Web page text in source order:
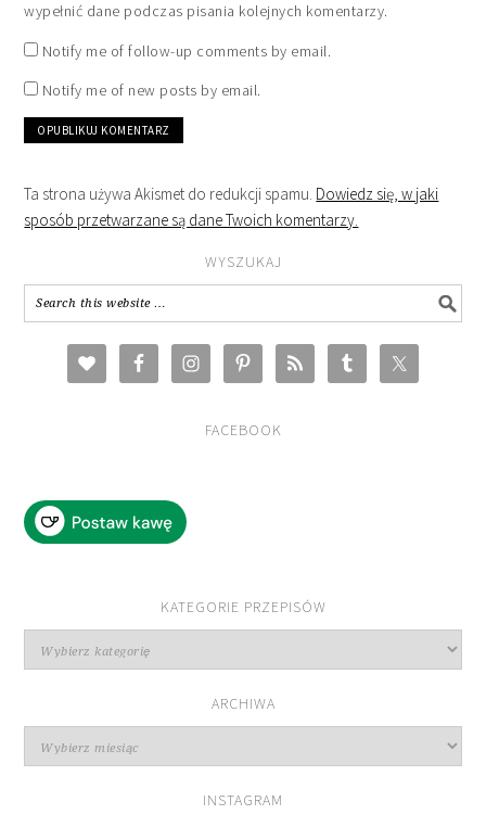
wypełnić dane podczas pisania kolejnych komentarzy.
Notify me of follow-up comments by email.
Notify me of new posts by email.
Ta strona używa Akismet do redukcji spamu. Dowiedz się, w jaki
sposób przetwarzane są dane Twoich komentarzy.
WYSZUKAJ
FACEBOOK
KATEGORIE PRZEPISÓW
przepisów
ARCHIWA
INSTAGRAM